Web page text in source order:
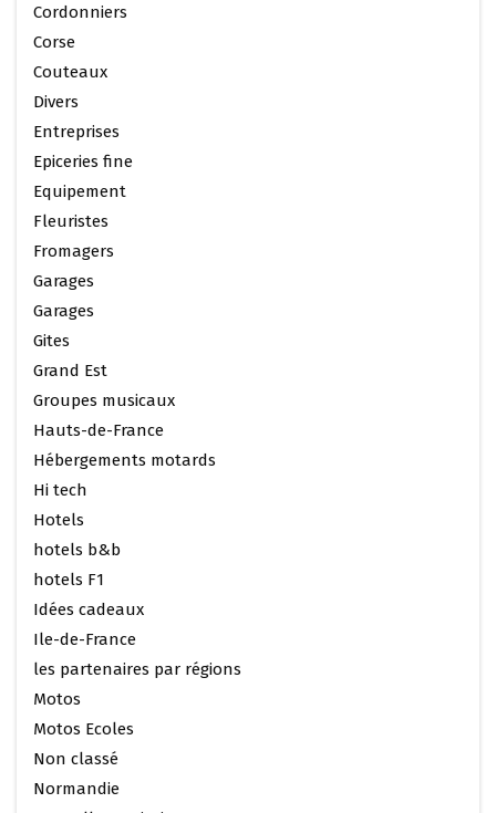
Cordonniers
Corse
Couteaux
Divers
Entreprises
Epiceries fine
Equipement
Fleuristes
Fromagers
Garages
Garages
Gites
Grand Est
Groupes musicaux
Hauts-de-France
Hébergements motards
Hi tech
Hotels
hotels b&b
hotels F1
Idées cadeaux
Ile-de-France
les partenaires par régions
Motos
Motos Ecoles
Non classé
Normandie